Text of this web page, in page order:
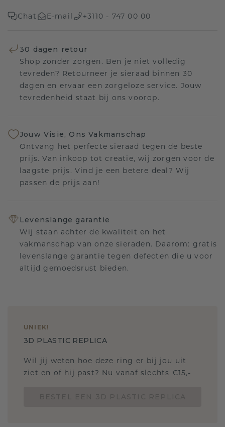
Chat E-mail +3110 - 747 00 00
30 dagen retour
Shop zonder zorgen. Ben je niet volledig
tevreden? Retourneer je sieraad binnen 30
dagen en ervaar een zorgeloze service. Jouw
tevredenheid staat bij ons voorop.
Jouw Visie, Ons Vakmanschap
Ontvang het perfecte sieraad tegen de beste
prijs. Van inkoop tot creatie, wij zorgen voor de
laagste prijs. Vind je een betere deal? Wij
passen de prijs aan!
Levenslange garantie
Wij staan achter de kwaliteit en het
vakmanschap van onze sieraden. Daarom: gratis
levenslange garantie tegen defecten die u voor
altijd gemoedsrust bieden.
UNIEK!
3D PLASTIC REPLICA
Wil jij weten hoe deze ring er bij jou uit
ziet en of hij past? Nu vanaf slechts €15,-